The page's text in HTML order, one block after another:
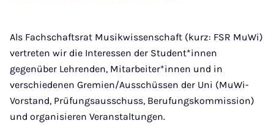
Als Fachschaftsrat Musikwissenschaft (kurz: FSR MuWi)
vertreten wir die Interessen der Student*innen
gegenüber Lehrenden, Mitarbeiter*innen und in
verschiedenen Gremien/Ausschüssen der Uni (MuWi-
Vorstand, Prüfungsausschuss, Berufungskommission)
und organisieren Veranstaltungen.